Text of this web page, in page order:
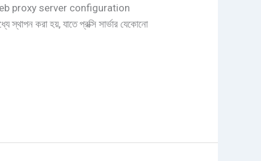
Web proxy server configuration
করা হয়, যাতে প্রক্সি সার্ভার যেকোনো